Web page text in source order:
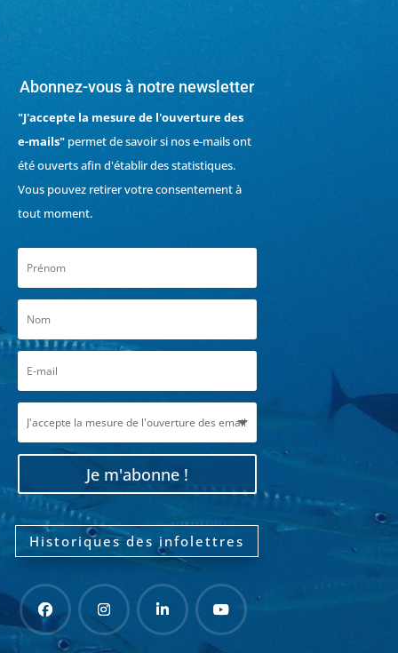
Abonnez-vous à notre newsletter
"J'accepte la mesure de l'ouverture des
e-mails"permet de savoir si nos e-mails ont
été ouverts afin d'établir des statistiques.
Vous pouvez retirer votre consentement à
tout moment.
Je m'abonne !
Historiques des infolettres